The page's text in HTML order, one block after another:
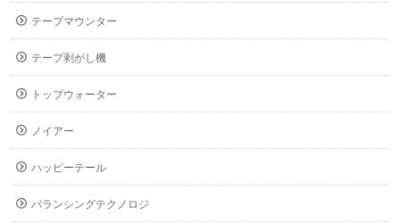
テープマウンター
テープ剥がし機
トップウォーター
ノイアー
ハッピーテール
バランシングテクノロジ